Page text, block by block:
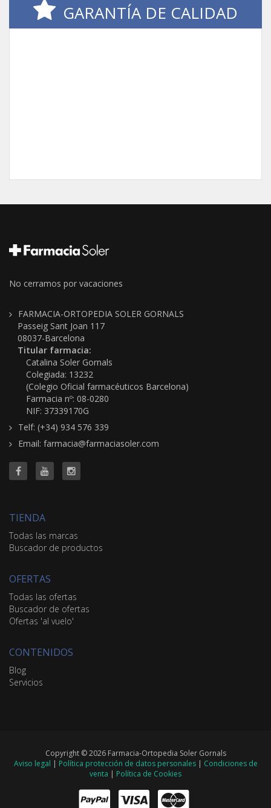
GARANTÍA DE CALIDAD
No cerramos por vacaciones
FARMACIA-ORTOPEDIA SOLER GORNALS
Passeig Sant Joan 117
08037-Barcelona
Titular farmacia:
Catalina Soler Gornals
Colegiada: 13232
(Colegio Oficial farmacéuticos Barcelona)
Farmacia nº: 08-0280
NIF: 37339170G
Telf: (+34) 934 576 339
Email: farmacia@farmaciasoler.com
TIENDA
Todas las marcas
Buscador de productos
OFERTAS
Todas las ofertas
Buscador de ofertas
Ofertas 'al vuelo'
CONTENIDOS
Blog
Servicios
Copyright © 2026 Farmacia-Ortopedia Soler Gornals
Aviso legal | Política protección de datos personales| Condiciones de
venta | Política de Cookies